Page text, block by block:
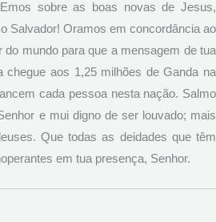
sobre as boas novas de Jesus,
Salvador! Oramos em concordância ao
do mundo para que a mensagem de tua
chegue aos 1,25 milhões de Ganda na
cada pessoa nesta nação. Salmo
e mui digno de ser louvado; mais
Que todas as deidades que têm
em tua presença, Senhor.